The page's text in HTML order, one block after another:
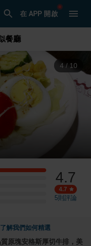
在 APP 開啟
餐廳
5 / 10
4.7
4.7
5則評論
了解我們如何精選
原塊安格斯厚切牛排，美